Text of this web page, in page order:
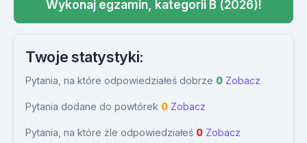
Wykonaj egzamin, kategorii B (2026)!
Twoje statystyki:
Pytania, na które odpowiedziałeś dobrze 0 Zobacz
Pytania dodane do powtórek 0 Zobacz
Pytania, na które źle odpowiedziałeś 0 Zobacz